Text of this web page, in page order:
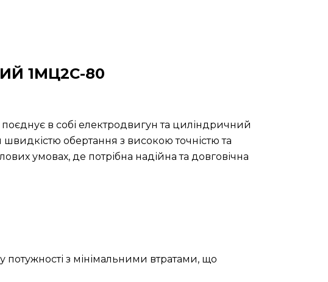
1МЦ2С-80
в собі електродвигун та циліндричний
обертання з високою точністю та
умовах, де потрібна надійна та довговічна
з мінімальними втратами, що